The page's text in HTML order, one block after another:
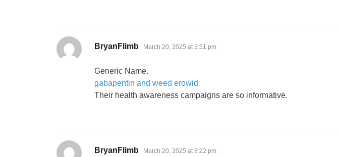
BryanFlimb says:
March 20, 2025 at 3:51 pm
Generic Name.
gabapentin and weed erowid
Their health awareness campaigns are so informative.
BryanFlimb says:
March 20, 2025 at 8:22 pm